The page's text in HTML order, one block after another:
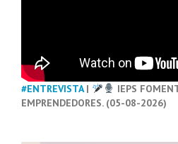
#ENTREVISTA|
IEPS
EMPRENDEDORES. (05-08-2026)